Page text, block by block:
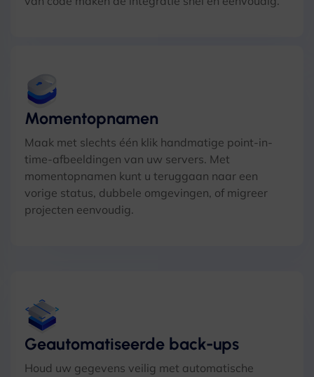
Momentopnamen
Maak met slechts één klik handmatige point-in-
time-afbeeldingen van uw servers. Met
momentopnamen kunt u teruggaan naar een
vorige status, dubbele omgevingen, of migreer
projecten eenvoudig.
Geautomatiseerde back-ups
Houd uw gegevens veilig met automatische